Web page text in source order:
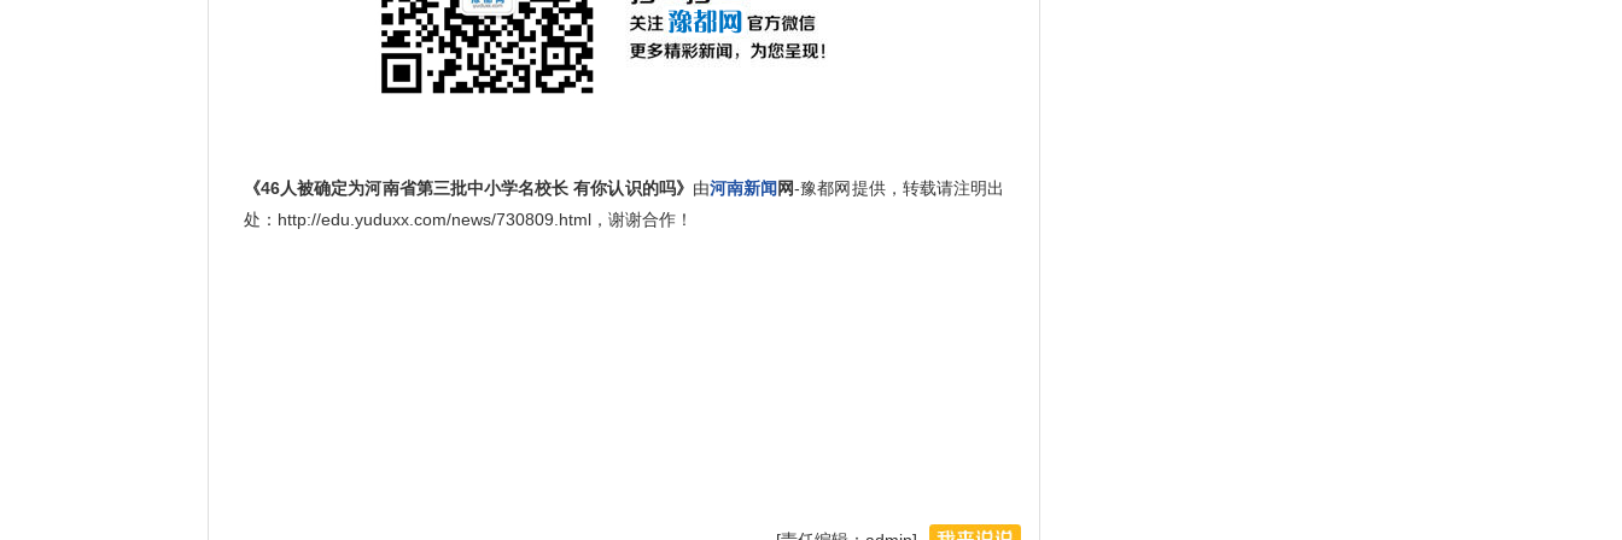
《46人被确定为河南省第三批中小学名校长 有你认识的吗》 由河南新闻 网-豫都网提供，转载请注明出
处：http://edu.yuduxx.com/news/730809.html，谢谢合作！